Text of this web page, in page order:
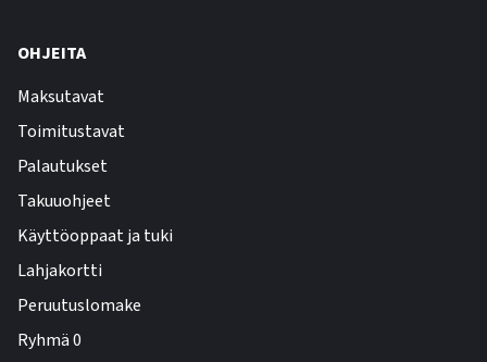
OHJEITA
Maksutavat
Toimitustavat
Palautukset
Takuuohjeet
Käyttöoppaat ja tuki
Lahjakortti
Peruutuslomake
Ryhmä 0